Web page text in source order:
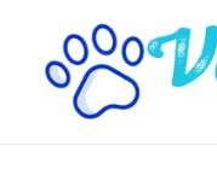
content